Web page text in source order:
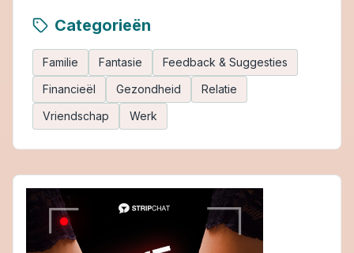
Categorieën
Familie Fantasie
Feedback & Suggesties
Financieël
Gezondheid
Relatie
Vriendschap
Werk